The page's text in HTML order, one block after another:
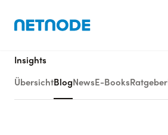
Insights
Übersicht Blog News E-Books Ratgeber